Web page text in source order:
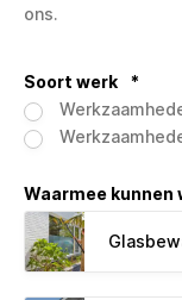
ons.
Soort werk
*
Waarmee kunnen